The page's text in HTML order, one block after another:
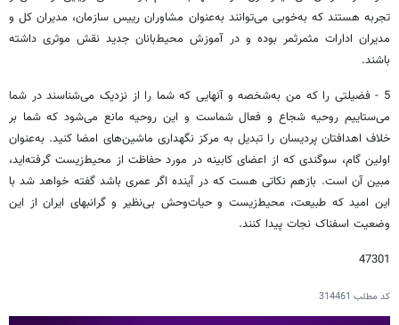
تجربه هستند که به‌خوبی می‌توانند به‌عنوان مشاوران رییس سازمان، مدیران کل و
مدیران ادارات مثمرثمر بوده و در آموزش محیط‌بانان جدید نقش موثری داشته
باشند.
5 - فضیلتی را که من به‌شخصه و آنهایی که شما را از نزدیک می‌شناسند در شما
می‌ستاییم روحیه شجاع و فعال شماست و این روحیه مانع می‌شود که شما بر
خلاف اهدافتان پردیسان را تبدیل به مرکز نگهداری ماشین‌های امضا کنید. به‌عنوان
اولین گام، سوگندی که از اعضای کابینه در مورد حفاظت از محیط‌زیست گرفته‌اید،
مبین آن است. بازهم نکاتی هست که در آینده اگر عمری باشد گفته خواهد شد با
این امید که طبیعت، محیط‌زیست و حیات‌وحش بی‌نظیر و گرانبهای ایران از این
وضعیت اسفناک نجات پیدا کنند.
47301
کد مطلب 314461